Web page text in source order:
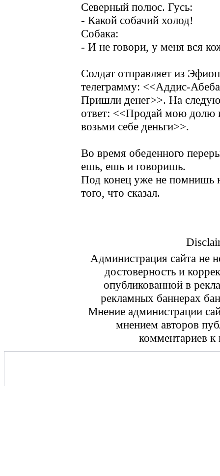
Северный полюс. Гусь:
- Какой собачий холод!
Собака:
- И не говори, у меня вся
Солдат отправляет из
телеграмму: <<Аддис-
Пришли денег>>. На
ответ: <<Продай мою долю
возьми себе деньги>>.
Во время обеденного
ешь, ешь и говоришь.
Под конец уже не помнишь
того, что сказал.
Администрация сайта не
достоверность и
опубликованной в
рекламных баннерах
Мнение администрации
мнением авторов
комментариев к